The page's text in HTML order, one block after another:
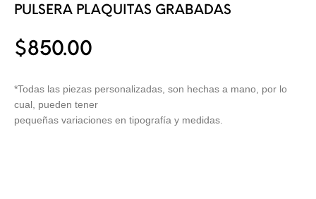
PULSERA PLAQUITAS GRABADAS
$850.00
*Todas las piezas personalizadas, son hechas a mano, por lo
cual, pueden tener
pequeñas variaciones en tipografía y medidas.